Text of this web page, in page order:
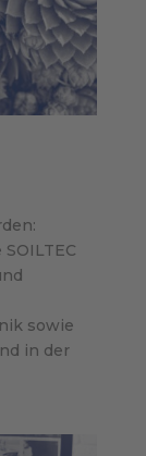
sowie
in der